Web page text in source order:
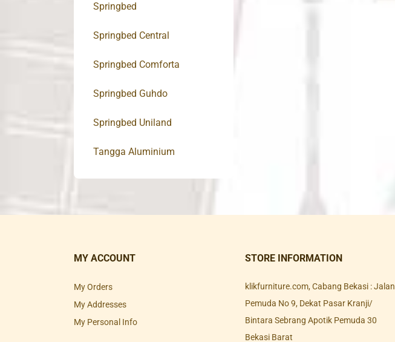
Springbed
Springbed Central
Springbed Comforta
Springbed Guhdo
Springbed Uniland
Tangga Aluminium
MY ACCOUNT
My Orders
My Addresses
My Personal Info
STORE INFORMATION
klikfurniture.com, Cabang Bekasi : Jalan
Pemuda No 9, Dekat Pasar Kranji/
Bintara Sebrang Apotik Pemuda 30
Bekasi Barat